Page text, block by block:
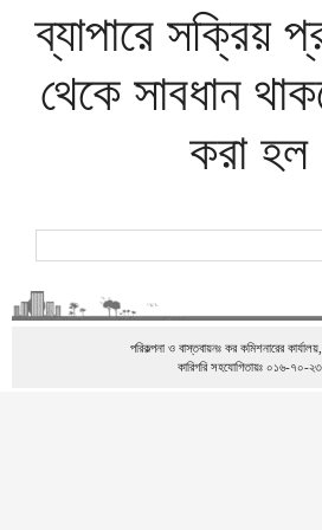
ব্যাপারে সক্রিয়
থেকে সাবধান
করা
পরিকল্পনা ও বাস্তবায়নঃ কর কমিশনারের
কারিগরি সহযোগিতায়ঃ ০১৬-৭০-